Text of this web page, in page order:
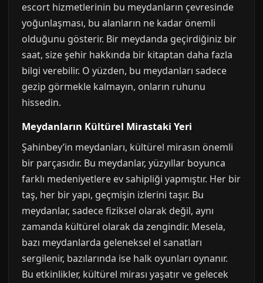
escort hizmetlerinin bu meydanların çevresinde
yoğunlaşması, bu alanların ne kadar önemli
olduğunu gösterir. Bir meydanda geçirdiğiniz bir
saat, size şehir hakkında bir kitaptan daha fazla
bilgi verebilir. O yüzden, bu meydanları sadece
gezip görmekle kalmayın, onların ruhunu
hissedin.
Meydanların Kültürel Mirastaki Yeri
Şahinbey’in meydanları, kültürel mirasın önemli
bir parçasıdır. Bu meydanlar, yüzyıllar boyunca
farklı medeniyetlere ev sahipliği yapmıştır. Her bir
taş, her bir yapı, geçmişin izlerini taşır. Bu
meydanlar, sadece fiziksel olarak değil, aynı
zamanda kültürel olarak da zengindir. Mesela,
bazı meydanlarda geleneksel el sanatları
sergilenir, bazılarında ise halk oyunları oynanır.
Bu etkinlikler, kültürel mirası yaşatır ve gelecek